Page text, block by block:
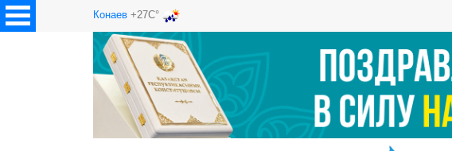
Конаев +27C°